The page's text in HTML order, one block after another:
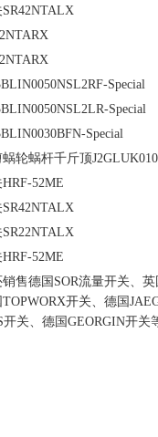
SR42NTALX
Special
Special
Special
轮蜗杆千斤顶
HRF-52ME
SR42NTALX
SR22NTALX
HRF-52ME
售德国SOR流量开关、
开关、德国
开关、德国GEORGIN开关